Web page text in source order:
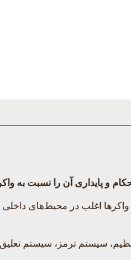
و پایداری آن را نسبت به
این واکرها اغلب در محیط‌های